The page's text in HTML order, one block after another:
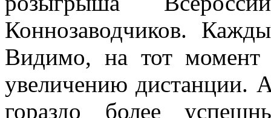
Коннозаводчиков.
Видимо, на тот
увеличению дистанции.
гораздо более